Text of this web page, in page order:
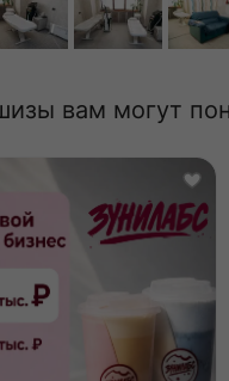
вам могут